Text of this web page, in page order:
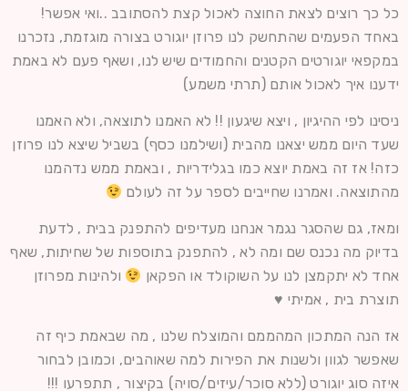
כל כך רוצים לצאת החוצה לאכול קצת להסתובב ..ואי אפשר!
באחד הפעמים שהתחשק לנו פרוזן יוגורט בצורה מוגזמת, נזכרנו
במקפאי יוגורטים הקטנים והחמודים שיש לנו, ושאף פעם לא באמת
ידענו איך לאכול אותם (תרתי משמע)
ניסינו לפי ההיגיון , ויצא שיגעון !! לא האמנו לתוצאה, ולא האמנו
שעד היום ממש יצאנו מהבית (ושילמנו כסף) בשביל שיצא לנו פרוזן
כזה! אז זה באמת יוצא כמו בגלידריות , ובאמת ממש נדהמנו
מהתוצאה. ואמרנו שחייבים לספר על זה לעולם
ומאז, גם שהסגר נגמר אנחנו מעדיפים להתפנק בבית , לדעת
בדיוק מה נכנס שם ומה לא , להתפנק בתוספות של שחיתות, שאף
אחד לא יתקמצן לנו על השוקולד או הפקאן
ולהינות מפרוזן
תוצרת בית , אמיתי ♥
אז הנה המתכון המהממם והמוצלח שלנו , מה שבאמת כיף זה
שאפשר לגוון ולשנות את הפירות למה שאוהבים, וכמובן לבחור
איזה סוג יוגורט (ללא סוכר/עיזים/סויה) בקיצור , תתפרעו !!!